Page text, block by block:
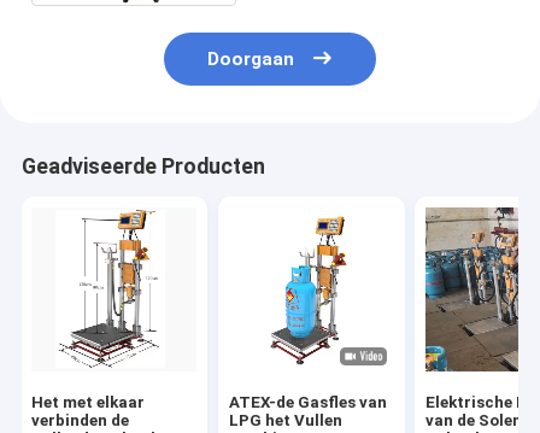
Doorgaan
Geadviseerde Producten
Het met elkaar
verbinden de
ATEX-de Gasfles van
LPG het Vullen
Elektrische
van de